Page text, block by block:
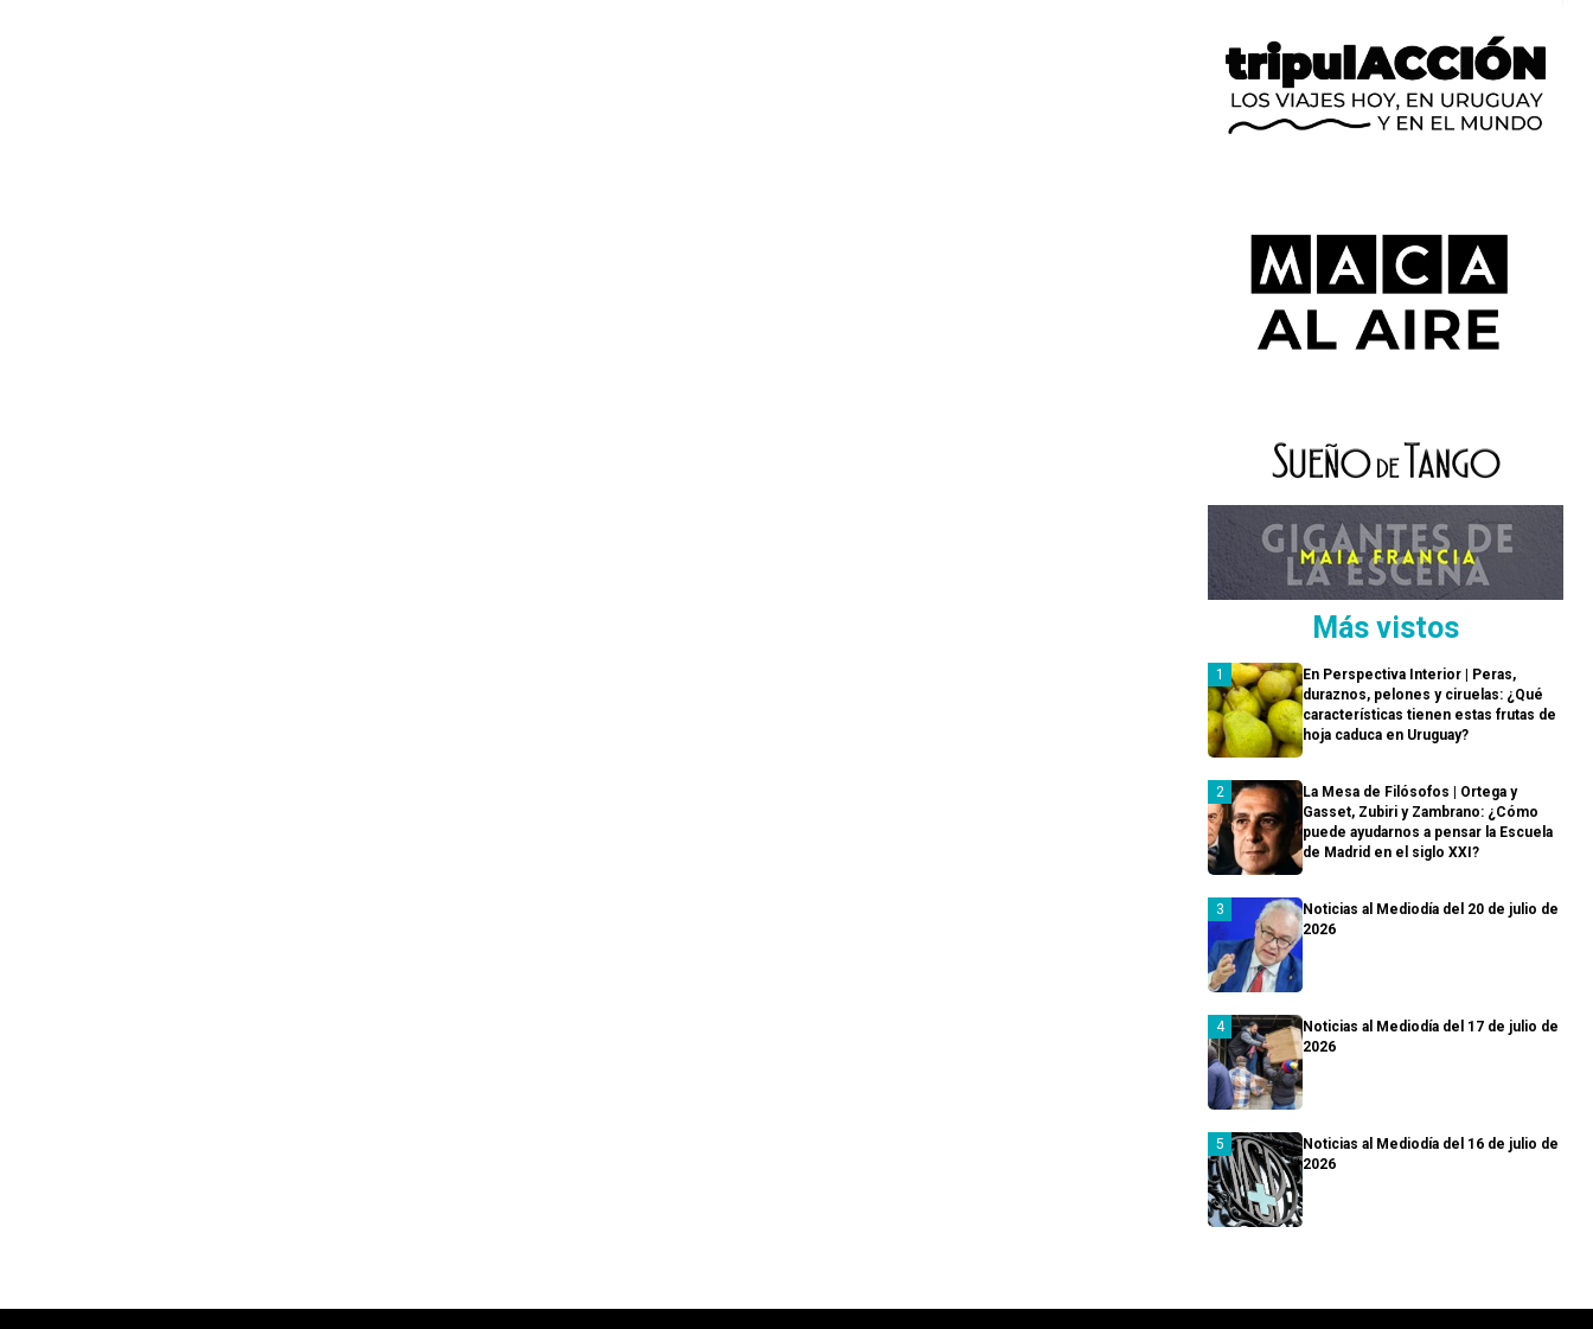
Más vistos
En Perspectiva Interior | Peras,
duraznos, pelones y ciruelas: ¿Qué
características tienen estas frutas de
hoja caduca en Uruguay?
La Mesa de Filósofos | Ortega y
Gasset, Zubiri y Zambrano: ¿Cómo
puede ayudarnos a pensar la Escuela
de Madrid en el siglo XXI?
Noticias al Mediodía del 20 de julio de
2026
Noticias al Mediodía del 17 de julio de
2026
Noticias al Mediodía del 16 de julio de
2026